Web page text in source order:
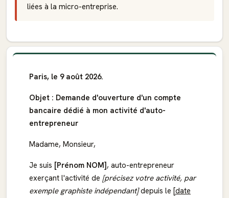
liées à la micro-entreprise.
Paris, le 9 août 2026.
Objet : Demande d'ouverture d'un compte
bancaire dédié à mon activité d'auto-
entrepreneur
Madame, Monsieur,
Je suis [Prénom NOM], auto-entrepreneur
exerçant l'activité de [précisez votre activité, par
exemple graphiste indépendant]depuis le [date